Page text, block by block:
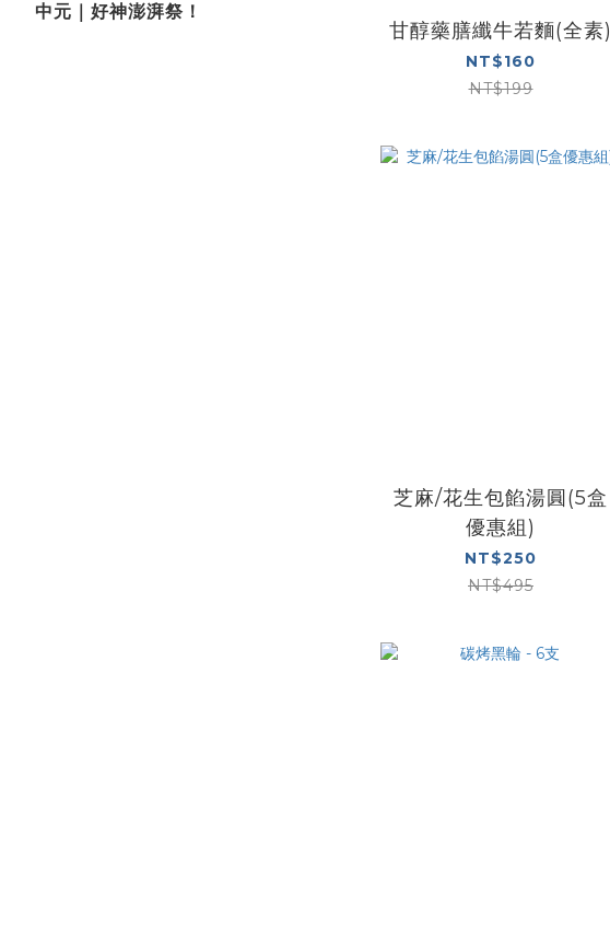
中元｜好神澎湃祭！
甘醇藥膳纖牛若麵(全素)
NT$160
NT$199
芝麻/花生包餡湯圓(5盒
優惠組)
NT$250
NT$495